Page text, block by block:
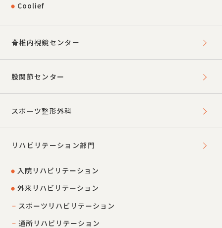
Coolief
脊椎内視鏡センター
股関節センター
スポーツ整形外科
リハビリテーション部門
入院リハビリテーション
外来リハビリテーション
スポーツリハビリテーション
通所リハビリテーション